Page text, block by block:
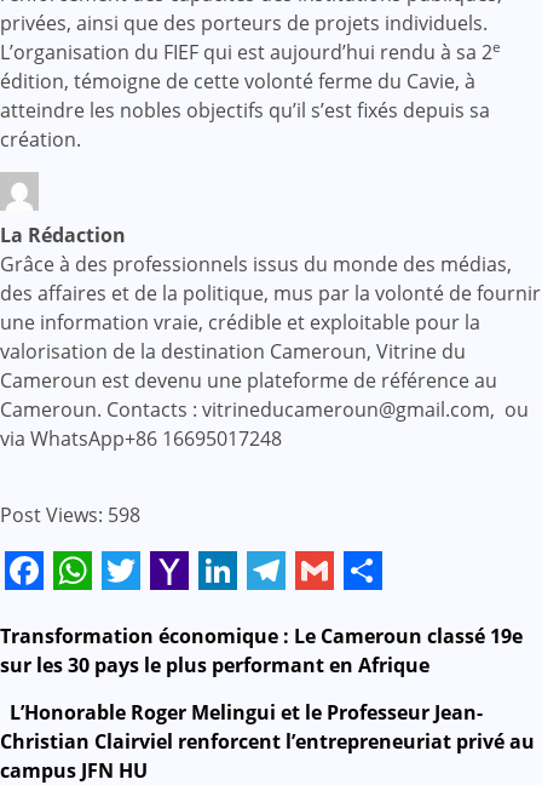
privées, ainsi que des porteurs de projets individuels.
L’organisation du FIEF qui est aujourd’hui rendu à sa 2e
édition, témoigne de cette volonté ferme du Cavie, à
atteindre les nobles objectifs qu’il s’est fixés depuis sa
création.
La Rédaction
Grâce à des professionnels issus du monde des médias,
des affaires et de la politique, mus par la volonté de fournir
une information vraie, crédible et exploitable pour la
valorisation de la destination Cameroun, Vitrine du
Cameroun est devenu une plateforme de référence au
Cameroun. Contacts : vitrineducameroun@gmail.com, ou
via WhatsApp+86 16695017248
Post Views: 598
Mail
Navigation
l’article
Transformation économique : Le Cameroun classé 19e
sur les 30 pays le plus performant en Afrique
L’Honorable Roger Melingui et le Professeur Jean-
Christian Clairviel renforcent l’entrepreneuriat privé au
campus JFN HU